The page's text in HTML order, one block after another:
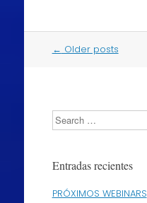
Post
← Older posts
Search
Entradas recientes
PRÓXIMOS WEBINARS